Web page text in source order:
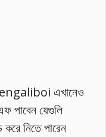
এখানেও
পাবেন যেগুলি
নিতে পারেন